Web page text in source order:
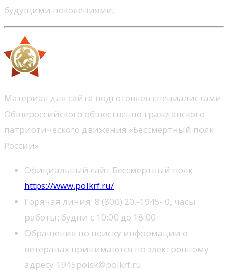
будущими поколениями.
Материал для сайта подготовлен специалистами
Общероссийского общественно гражданского-
патриотического движения «Бессмертный полк
России»
Официальный сайт Бессмертный полк
https://www.polkrf.ru/
Горячая линия: 8 (800) 20 -1945- 0, часы
работы: будни с 10:00 до 18:00
Обращения по поиску информации о
ветеранах принимаются по электронному
адресу 1945poisk@polkrf.ru